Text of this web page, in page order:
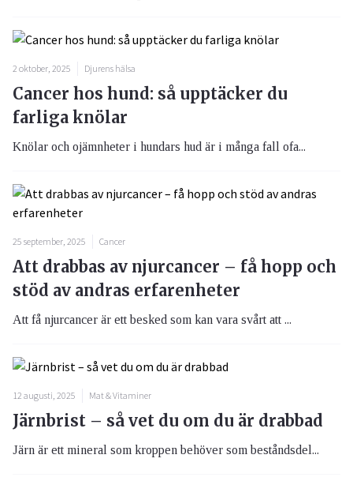
2 oktober, 2025 Djurens hälsa
Cancer hos hund: så upptäcker du
farliga knölar
Knölar och ojämnheter i hundars hud är i många fall ofa...
25 september, 2025 Cancer
Att drabbas av njurcancer – få hopp och
stöd av andras erfarenheter
Att få njurcancer är ett besked som kan vara svårt att ...
12 augusti, 2025 Mat & Vitaminer
Järnbrist – så vet du om du är drabbad
Järn är ett mineral som kroppen behöver som beståndsdel...